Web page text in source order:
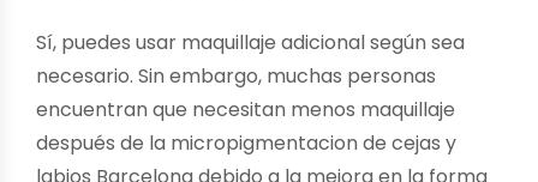
Sí, puedes usar maquillaje adicional según sea
necesario. Sin embargo, muchas personas
encuentran que necesitan menos maquillaje
después de la micropigmentacion de cejas y